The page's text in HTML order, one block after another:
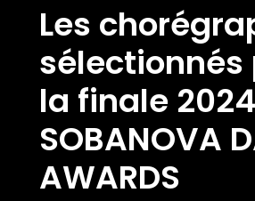
Les
sélectionnés
la finale
SOBANOVA
AWARDS